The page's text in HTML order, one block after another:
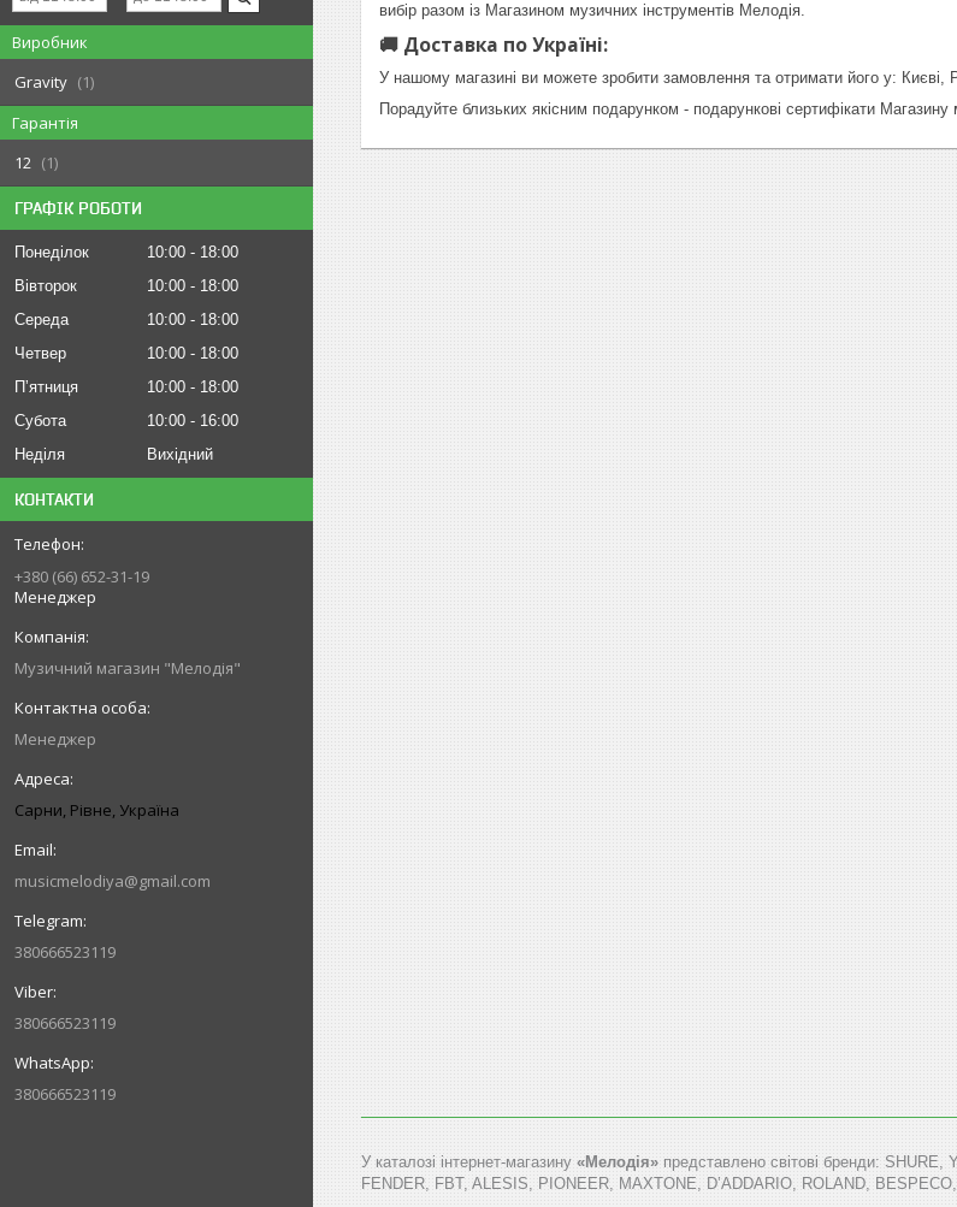
Виробник
Gravity
1
Гарантія
12
1
ГРАФІК РОБОТИ
Понеділок 10:00
18:00
Вівторок
10:00
18:00
Середа
10:00
18:00
Четвер
10:00
18:00
Пʼятниця
10:00
18:00
Субота
10:00
16:00
Неділя
Вихідний
КОНТАКТИ
+380 (66) 652-31-19
Менеджер
Музичний магазин "Мелодія"
Менеджер
Сарни, Рівне, Україна
musicmelodiya@gmail.com
380666523119
380666523119
380666523119
вибір разом із Магазином музичних інструментів Мелодія.
🚚 Доставка по Україні:
У нашому магазині ви можете зробити замовлення та отримати його у: Києві,
Порадуйте близьких якісним подарунком - подарункові сертифікати
У каталозі інтернет-магазину «Мелодія» представлено світові бренди:
FENDER, FBT, ALESIS, PIONEER, MAXTONE, D’ADDARIO, ROLAND,